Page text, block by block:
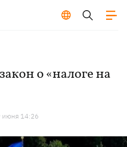
о «налоге на
июня 14:26